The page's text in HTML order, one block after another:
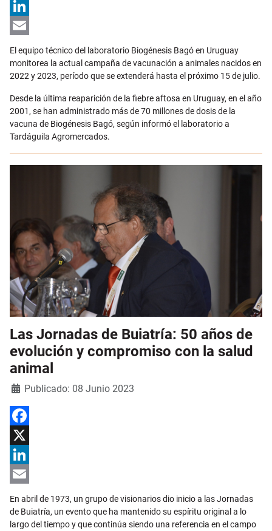
X
LinkedIn
Email
El equipo técnico del laboratorio Biogénesis Bagó en Uruguay
monitorea la actual campaña de vacunación a animales nacidos en
2022 y 2023, período que se extenderá hasta el próximo 15 de julio.
Desde la última reaparición de la fiebre aftosa en Uruguay, en el año
2001, se han administrado más de 70 millones de dosis de la
vacuna de Biogénesis Bagó, según informó el laboratorio a
Tardáguila Agromercados.
Las Jornadas de Buiatría: 50 años de
evolución y compromiso con la salud
animal
Detalles
Publicado: 08 Junio 2023
Facebook
X
LinkedIn
Email
En abril de 1973, un grupo de visionarios dio inicio a las Jornadas
de Buiatría, un evento que ha mantenido su espíritu original a lo
largo del tiempo y que continúa siendo una referencia en el campo